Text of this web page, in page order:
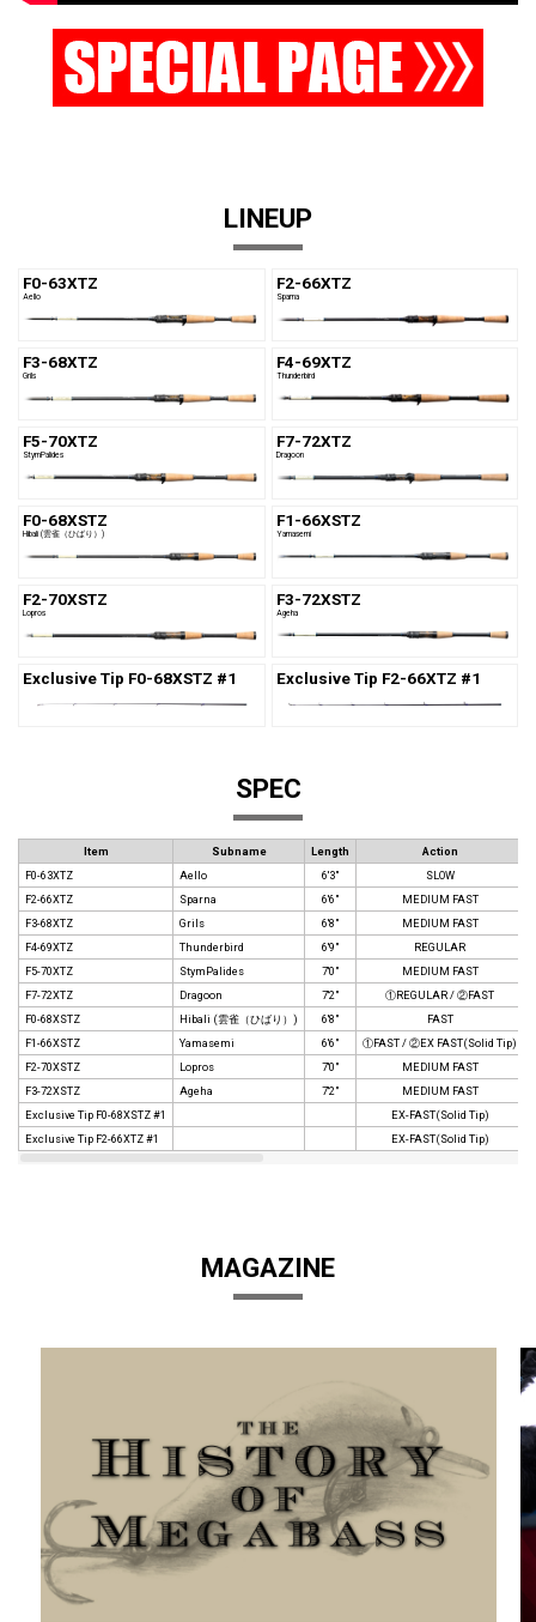
LINEUP
F0-63XTZ
Aello
F2-66XTZ
Sparna
F3-68XTZ
Grils
F4-69XTZ
Thunderbird
F5-70XTZ
StymPalides
F7-72XTZ
Dragoon
F0-68XSTZ
Hibali (雲雀（ひばり）)
F1-66XSTZ
Yamasemi
F2-70XSTZ
Lopros
F3-72XSTZ
Ageha
Exclusive Tip F0-68XSTZ #1 Exclusive Tip F2-66XTZ #1
SPEC
Item Subname Length
Action
F0-63XTZ
Aello 6'3" SLOW
F2-66XTZ
Sparna 6'6"
MEDIUM FAST
F3-68XTZ
Grils 6'8"
MEDIUM FAST
F4-69XTZ
Thunderbird 6'9"
REGULAR
F5-70XTZ
StymPalides 7'0"
MEDIUM FAST
F7-72XTZ
Dragoon 7'2"
①REGULAR / ②FAST
F0-68XSTZ
Hibali (雲雀（ひばり）) 6'8" FAST
F1-66XSTZ
Yamasemi 6'6" ①FAST / ②EX FAST(Solid Tip)
F2-70XSTZ
Lopros 7'0" MEDIUM FAST
F3-72XSTZ
Ageha 7'2" MEDIUM FAST
Exclusive Tip F0-68XSTZ #1
EX-FAST(Solid Tip)
Exclusive Tip F2-66XTZ #1
EX-FAST(Solid Tip)
MAGAZINE